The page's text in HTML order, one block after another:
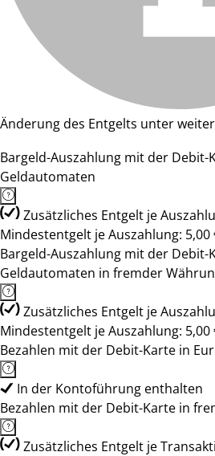
Änderung des Entgelts unter
Bargeld-Auszahlung mit der Debit-
Geldautomaten
Zusätzliches Entgelt je
Mindestentgelt je Auszahlung: 5,00
Bargeld-Auszahlung mit der Debit-
Geldautomaten in fremder
Zusätzliches Entgelt je
Mindestentgelt je Auszahlung: 5,00
Bezahlen mit der Debit-Karte in
In der Kontoführung enthalten
Bezahlen mit der Debit-Karte in
Zusätzliches Entgelt je